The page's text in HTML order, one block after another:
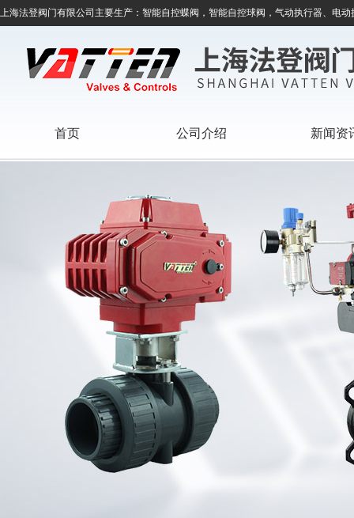
上海法登阀门有限公司主要生产：智能自控蝶阀，智能自控球阀，气动执行器、电
首页 公司介绍 新闻资